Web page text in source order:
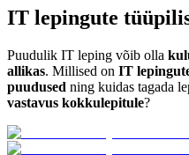
IT lepingute
Puudulik IT leping võib olla
allikas. Millised on IT
puudused ning kuidas tagada
vastavus kokkulepitule?